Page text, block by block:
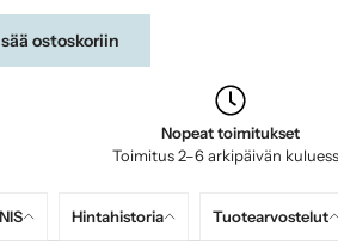
ostoskoriin
Nopeat toimitukset
Toimitus 2–6 arkipäivän
Hintahistoria Tuotearvostelut